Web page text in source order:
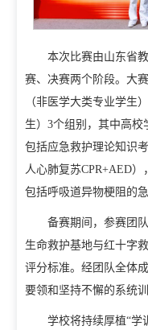
党建工作
招生信息网 就
组织机构
教学机构 教辅
本次比赛由山东省
赛、决赛两个阶段。大
（非医学大类专业学生
生）3个组别，其中高
包括应急救护理论知识
人心肺复苏CPR+AED）
包括呼吸道异物梗阻的
备赛期间，参赛团
生命救护基地与红十字
评分标准。经团队全体
要领和坚持不懈的系统
学校将持续厚植“学